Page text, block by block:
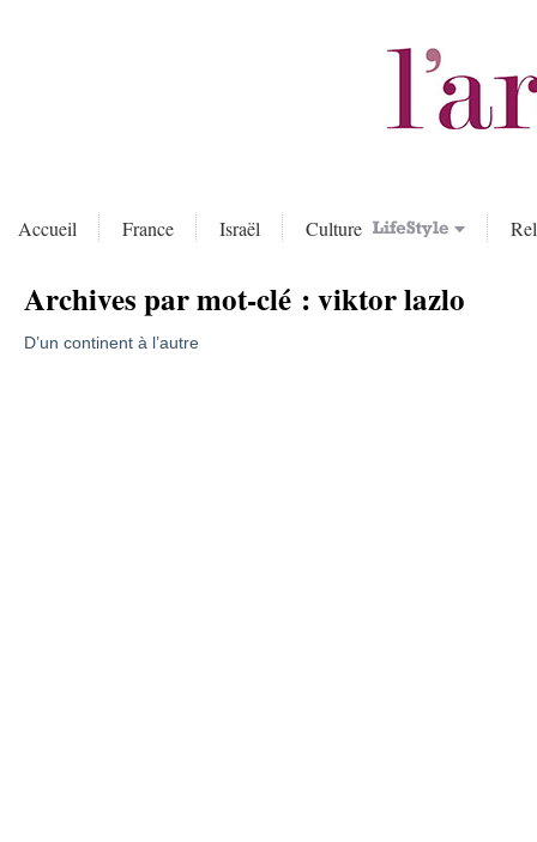
Accueil France Israël Culture
Archives par mot-clé :viktor lazlo
D’un continent à l’autre